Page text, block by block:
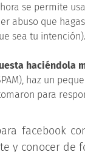
se permite
abuso que
sea tu intención).
haciéndola
haz un
para
facebook
y conocer de